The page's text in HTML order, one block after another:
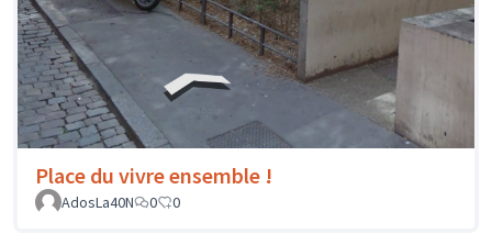
Place du vivre ensemble !
AdosLa40N 0 0